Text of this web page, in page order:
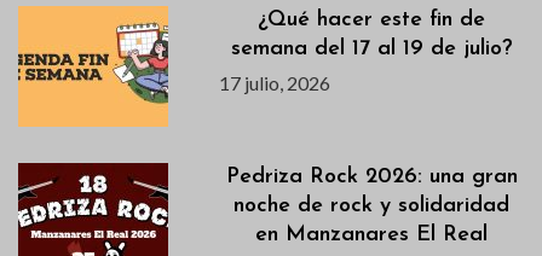
¿Qué hacer este fin de
semana del 17 al 19 de julio?
17 julio, 2026
Pedriza Rock 2026: una gran
noche de rock y solidaridad
en Manzanares El Real